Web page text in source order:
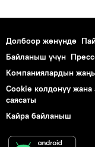
Долбоор жөнүндө
Байланыш үчүн
Компаниялардын
Cookie колдонуу жана
саясаты
Кайра байланыш